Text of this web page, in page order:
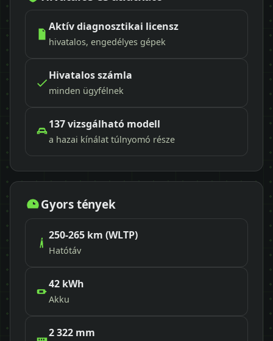
Aktív diagnosztikai licensz
hivatalos, engedélyes gépek
Hivatalos számla
minden ügyfélnek
137 vizsgálható modell
a hazai kínálat túlnyomó része
Gyors tények
250-265 km (WLTP)
Hatótáv
42 kWh
Akku
2 322 mm